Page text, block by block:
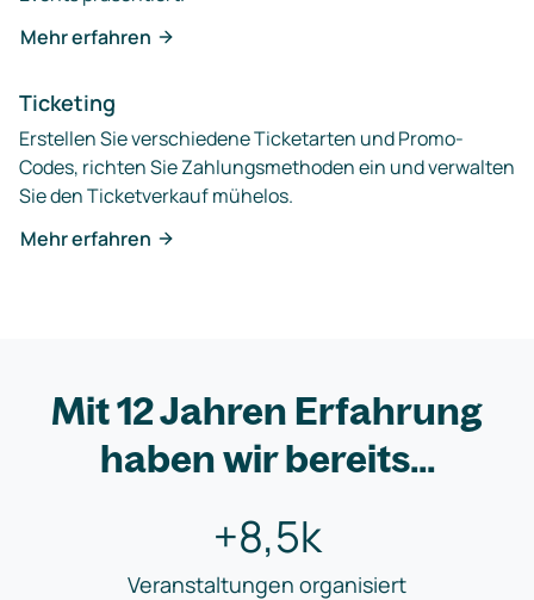
Mehr erfahren
Ticketing
Erstellen Sie verschiedene Ticketarten und Promo-
Codes, richten Sie Zahlungsmethoden ein und verwalten
Sie den Ticketverkauf mühelos.
Mehr erfahren
Mit 12 Jahren Erfahrung
haben wir bereits...
+8,5k
Veranstaltungen organisiert